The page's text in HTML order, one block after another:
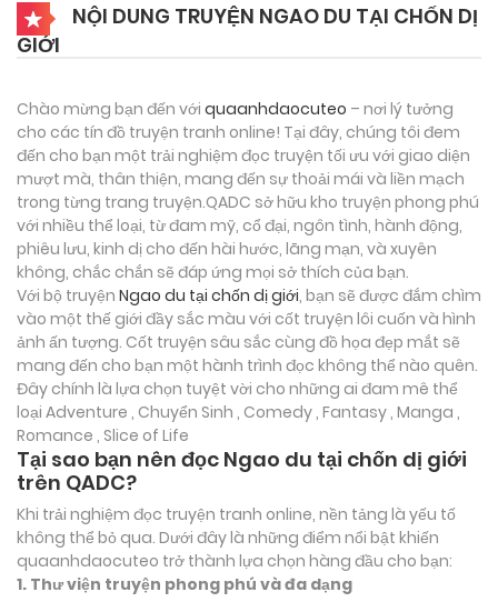
NỘI DUNG TRUYỆN NGAO DU TẠI CHỐN DỊ
GIỚI
Chào mừng bạn đến với quaanhdaocuteo – nơi lý tưởng
cho các tín đồ truyện tranh online! Tại đây, chúng tôi đem
đến cho bạn một trải nghiệm đọc truyện tối ưu với giao diện
mượt mà, thân thiện, mang đến sự thoải mái và liền mạch
trong từng trang truyện.QADC sở hữu kho truyện phong phú
với nhiều thể loại, từ đam mỹ, cổ đại, ngôn tình, hành động,
phiêu lưu, kinh dị cho đến hài hước, lãng mạn, và xuyên
không, chắc chắn sẽ đáp ứng mọi sở thích của bạn.
Với bộ truyện Ngao du tại chốn dị giới, bạn sẽ được đắm chìm
vào một thế giới đầy sắc màu với cốt truyện lôi cuốn và hình
ảnh ấn tượng. Cốt truyện sâu sắc cùng đồ họa đẹp mắt sẽ
mang đến cho bạn một hành trình đọc không thể nào quên.
Đây chính là lựa chọn tuyệt vời cho những ai đam mê thể
loại Adventure , Chuyển Sinh , Comedy , Fantasy , Manga ,
Romance , Slice of Life
Tại sao bạn nên đọc Ngao du tại chốn dị giới
trên QADC?
Khi trải nghiệm đọc truyện tranh online, nền tảng là yếu tố
không thể bỏ qua. Dưới đây là những điểm nổi bật khiến
quaanhdaocuteo trở thành lựa chọn hàng đầu cho bạn:
1. Thư viện truyện phong phú và đa dạng